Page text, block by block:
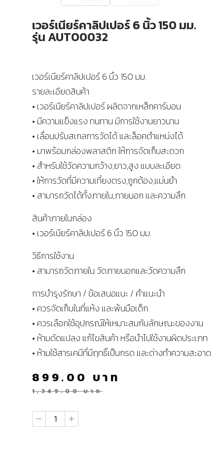
เวอร์เนียร์คาลิปเปอร์ 6 นิ้ว 150 มม.
รุ่น AUTO0032
เวอร์เนียร์คาลิปเปอร์ 6 นิ้ว 150 มม.
รายละเอียดสินค้า
• เวอร์เนียร์คาลิปเปอร์ ผลิตจากเหล็กคาร์บอน
• มีความแข็งแรง ทนทาน มีการใช้งานยาวนาน
• เลื่อนปรับสเกลการวัดได้ และล็อคตำแหน่งได้
• มาพร้อมกล่องพลาสติก ให้การจัดเก็บสะดวก
• สำหรับใช้วัดความกว้าง,ยาว,สูง แบบละเอียด
• ให้การวัดที่มีความเที่ยงตรง,ถูกต้อง,แม่นยำ
• สามารถวัดได้ทั้งภายใน,ภายนอก และความลึก
สินค้าภายในกล่อง
• เวอร์เนียร์คาลิปเปอร์ 6 นิ้ว 150 มม.
วิธีการใช้งาน
• สามารถวัดภายใน วัดภายนอกและวัดความลึก
การบำรุงรักษา / ข้อเสนอแนะ / คำแนะนำ
• ควรจัดเก็บในที่แห้ง และพ้นมือเด็ก
• ควรเลือกใช้อุปกรณ์ให้เหมาะสมกับลักษณะของงาน
• ห้ามดัดแปลง แก้ไขสินค้า หรือนำไปใช้งานผิดประเภท
• ห้ามใช้สารเคมีที่มีฤทธิ์เป็นกรด และด่างทำความสะอาด
1,349.00บาท
899.00 บาท